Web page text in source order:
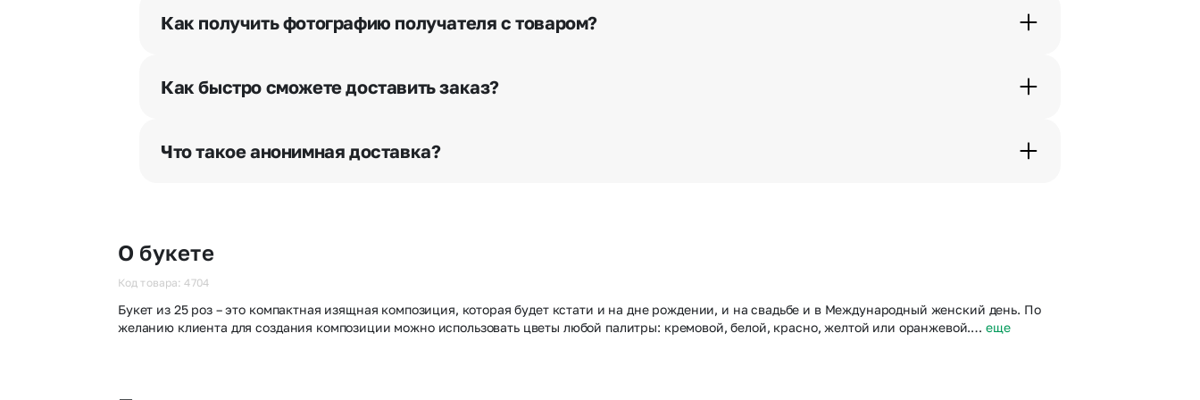
Как получить фотографию получателя с товаром?
разрешения получателя, после чего высылается заказчику на указанный им почтовый адрес в срок от 1 до 3 дней. Услуга
бесплатная.
Как быстро сможете доставить заказ?
часа после оформления заказа.
Что такое анонимная доставка?
О букете
Код товара: 4704
Букет из 25 роз – это компактная изящная композиция, которая будет кстати и на дне рождении, и на свадьбе и в Международный женский день. По
желанию клиента для создания композиции можно использовать цветы любой палитры: кремовой, белой, красно, желтой или оранжевой.… еще